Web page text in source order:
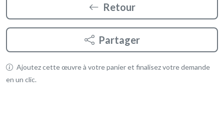
Retour
Partager
Ajoutez cette œuvre à votre panier et finalisez votre demande
en un clic.